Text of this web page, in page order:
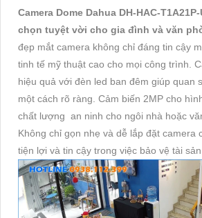
Camera Dome Dahua DH-HAC-
chọn tuyệt vời cho gia đình và văn
đẹp mắt camera không chỉ đáng tin cậy
tinh tế mỹ thuật cao cho mọi công trình.
hiệu quả với đèn led ban đêm giúp quan
một cách rõ ràng. Cảm biến 2MP cho
chất lượng an ninh cho ngôi nhà hoặc
Không chỉ gọn nhẹ và dễ lắp đặt camera
tiện lợi và tin cậy trong việc bảo vệ tài sản